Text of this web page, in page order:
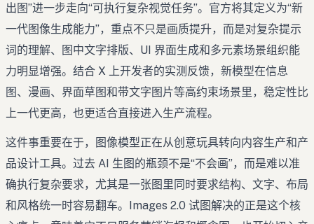
出图”进一步走向“可执行复杂视觉任务”。官方将其定义为“新
一代图像生成能力”，重点不只是画质提升，而是对复杂提示
词的理解、图中文字排版、UI 界面生成和多元素场景组织能
力明显增强。结合 X 上开发者的实测反馈，新模型在信息
图、漫画、界面草图和带文字图片等高约束场景里，稳定性比
上一代更高，也更适合直接进入生产流程。
这件事重要在于，图像模型正在从创意玩具转向内容生产和产
品设计工具。过去 AI 生图的瓶颈不是“不会画”，而是难以准
确执行复杂要求，尤其是一张图里同时要求结构、文字、布局
和风格统一时容易翻车。Images 2.0 试图解决的正是这个核